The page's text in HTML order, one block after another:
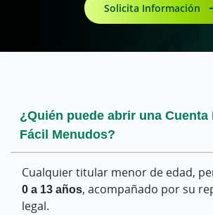
Solicita Información
¿Quién puede abrir una Cuenta
Fácil Menudos?
Cualquier titular menor de edad,
0 a 13 años, acompañado por su
legal.